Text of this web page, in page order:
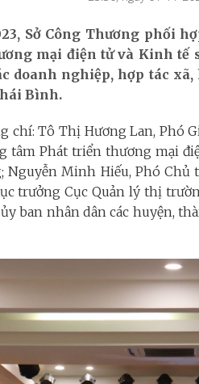
Sở Công Thương phối
mại điện tử và Kinh tế
doanh nghiệp, hợp tác
Bình.
chí: Tô Thị Hương Lan, Phó
tâm Phát triển thương mại
Nguyễn Minh Hiếu, Phó
trưởng Cục Quản lý thị
ủy ban nhân dân các huyện,